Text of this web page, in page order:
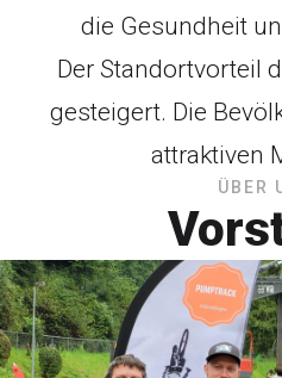
die Gesundheit
Der Standortvorteil
gesteigert. Die
attraktiven
ÜBER